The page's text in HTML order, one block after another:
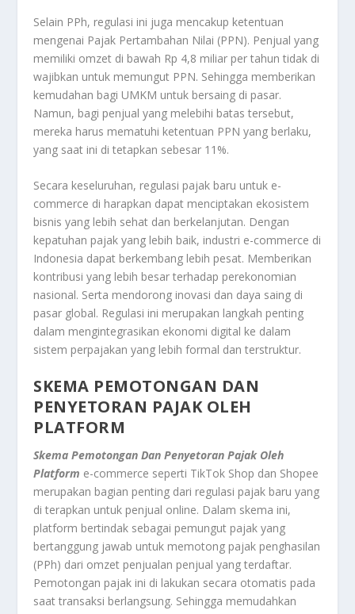
Selain PPh, regulasi ini juga mencakup ketentuan
mengenai Pajak Pertambahan Nilai (PPN). Penjual yang
memiliki omzet di bawah Rp 4,8 miliar per tahun tidak di
wajibkan untuk memungut PPN. Sehingga memberikan
kemudahan bagi UMKM untuk bersaing di pasar.
Namun, bagi penjual yang melebihi batas tersebut,
mereka harus mematuhi ketentuan PPN yang berlaku,
yang saat ini di tetapkan sebesar 11%.
Secara keseluruhan, regulasi pajak baru untuk e-
commerce di harapkan dapat menciptakan ekosistem
bisnis yang lebih sehat dan berkelanjutan. Dengan
kepatuhan pajak yang lebih baik, industri e-commerce di
Indonesia dapat berkembang lebih pesat. Memberikan
kontribusi yang lebih besar terhadap perekonomian
nasional. Serta mendorong inovasi dan daya saing di
pasar global. Regulasi ini merupakan langkah penting
dalam mengintegrasikan ekonomi digital ke dalam
sistem perpajakan yang lebih formal dan terstruktur.
SKEMA PEMOTONGAN DAN
PENYETORAN PAJAK OLEH
PLATFORM
Skema Pemotongan Dan Penyetoran Pajak Oleh
Platform e-commerce seperti TikTok Shop dan Shopee
merupakan bagian penting dari regulasi pajak baru yang
di terapkan untuk penjual online. Dalam skema ini,
platform bertindak sebagai pemungut pajak yang
bertanggung jawab untuk memotong pajak penghasilan
(PPh) dari omzet penjualan penjual yang terdaftar.
Pemotongan pajak ini di lakukan secara otomatis pada
saat transaksi berlangsung. Sehingga memudahkan